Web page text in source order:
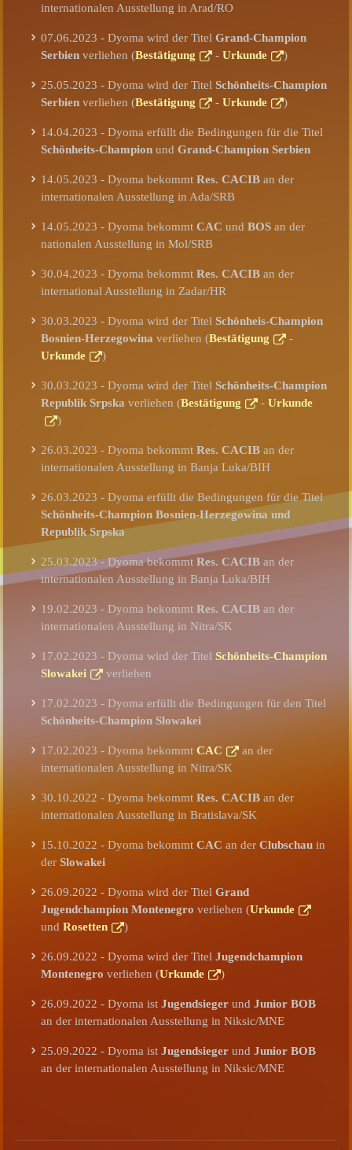
internationalen Ausstellung in Arad/RO
07.06.2023 - Dyoma wird der TitelGrand-Champion
Serbien verliehen (Bestätigung -Urkunde )
25.05.2023 - Dyoma wird der TitelSchönheits-Champion
Serbien verliehen (Bestätigung -Urkunde )
14.04.2023 - Dyoma erfüllt die Bedingungen für die Titel
Schönheits-Champion undGrand-Champion Serbien
14.05.2023 - Dyoma bekommtRes. CACIB an der
internationalen Ausstellung in Ada/SRB
14.05.2023 - Dyoma bekommtCAC undBOS an der
nationalen Ausstellung in Mol/SRB
30.04.2023 - Dyoma bekommtRes. CACIB an der
international Ausstellung in Zadar/HR
30.03.2023 - Dyoma wird der TitelSchönheis-Champion
Bosnien-Herzegowina verliehen (Bestätigung
-
Urkunde
)
30.03.2023 - Dyoma wird der TitelSchönheits-Champion
Republik Srpska verliehen (Bestätigung -Urkunde
)
26.03.2023 - Dyoma bekommtRes. CACIB an der
internationalen Ausstellung in Banja Luka/BIH
26.03.2023 - Dyoma erfüllt die Bedingungen für die Titel
Schönheits-Champion Bosnien-Herzegowina und
Republik Srpska
25.03.2023 - Dyoma bekommtRes. CACIB an der
internationalen Ausstellung in Banja Luka/BIH
19.02.2023 - Dyoma bekommtRes. CACIB an der
internationalen Ausstellung in Nitra/SK
17.02.2023 - Dyoma wird der Titel Schönheits-Champion
Slowakei
verliehen
17.02.2023 - Dyoma erfüllt die Bedingungen für den Titel
Schönheits-Champion Slowakei
17.02.2023 - Dyoma bekommtCAC
an der
internationalen Ausstellung in Nitra/SK
30.10.2022 - Dyoma bekommtRes. CACIB an der
internationalen Ausstellung in Bratislava/SK
15.10.2022 - Dyoma bekommtCAC an derClubschau in
derSlowakei
26.09.2022 - Dyoma wird der TitelGrand
Jugendchampion Montenegro verliehen (Urkunde
undRosetten )
26.09.2022 - Dyoma wird der TitelJugendchampion
Montenegro verliehen (Urkunde )
26.09.2022 - Dyoma istJugendsieger undJunior BOB
an der internationalen Ausstellung in Niksic/MNE
25.09.2022 - Dyoma istJugendsieger undJunior BOB
an der internationalen Ausstellung in Niksic/MNE